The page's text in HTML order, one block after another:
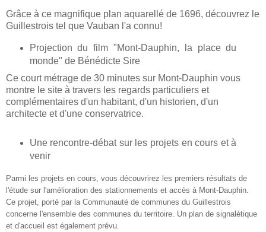
Grâce à ce magnifique plan aquarellé de 1696, découvrez le
Guillestrois tel que Vauban l'a connu!
Projection du film "Mont-Dauphin, la place du
monde" de Bénédicte Sire
Ce court métrage de 30 minutes sur Mont-Dauphin vous
montre le site à travers les regards particuliers et
complémentaires d'un habitant, d'un historien, d'un
architecte et d'une conservatrice.
Une rencontre-débat sur les projets en cours et à
venir
Parmi les projets en cours, vous découvrirez les premiers résultats de
l'étude sur l'amélioration des stationnements et accès à Mont-Dauphin.
Ce projet, porté par la Communauté de communes du Guillestrois
concerne l'ensemble des communes du territoire. Un plan de signalétique
et d'accueil est également prévu.